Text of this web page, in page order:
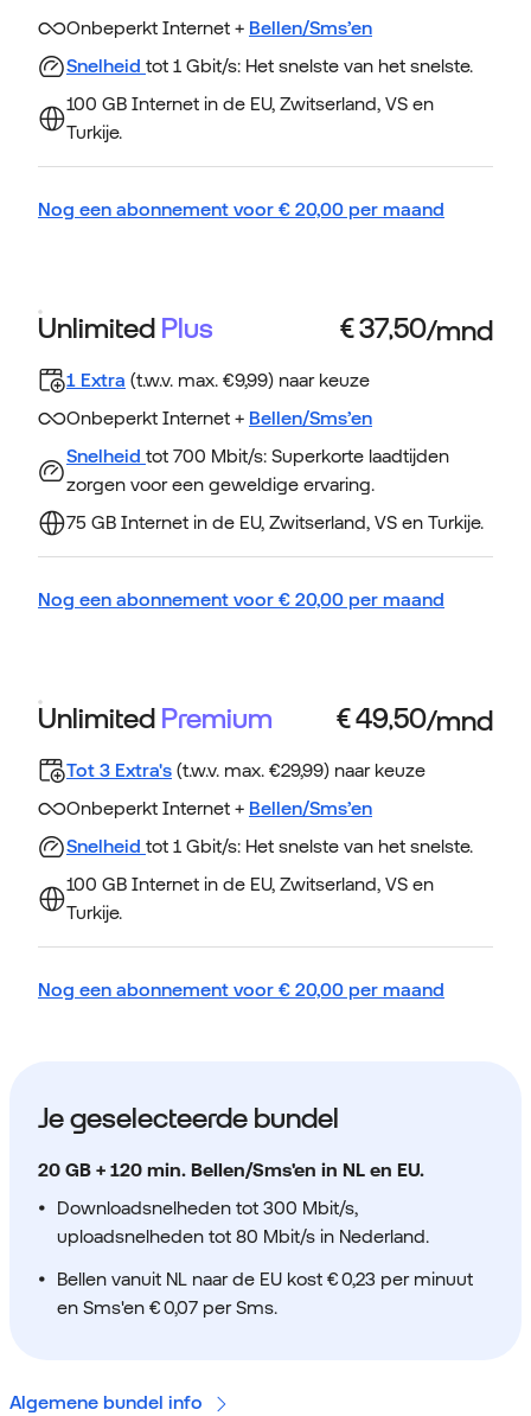
Onbeperkt Internet + Bellen/Sms’en
Snelheid tot 1 Gbit/s: Het snelste van het snelste.
100 GB Internet in de EU, Zwitserland, VS en
Turkije.
Nog een abonnement voor € 20,00 per maand
Unlimited Plus
1 Extra (t.w.v. max. €9,99) naar keuze
Onbeperkt Internet + Bellen/Sms’en
Snelheid tot 700 Mbit/s: Superkorte laadtijden
zorgen voor een geweldige ervaring.
75 GB Internet in de EU, Zwitserland, VS en Turkije.
Nog een abonnement voor € 20,00 per maand
Unlimited Premium
Tot 3 Extra's (t.w.v. max. €29,99) naar keuze
Onbeperkt Internet + Bellen/Sms’en
Snelheid tot 1 Gbit/s: Het snelste van het snelste.
100 GB Internet in de EU, Zwitserland, VS en
Turkije.
Nog een abonnement voor € 20,00 per maand
Je geselecteerde bundel
20 GB + 120 min. Bellen/Sms'en in NL en EU.
Downloadsnelheden tot 300 Mbit/s,
uploadsnelheden tot 80 Mbit/s in Nederland.
Bellen vanuit NL naar de EU kost € 0,23 per minuut
en Sms'en € 0,07 per Sms.
Algemene bundel info